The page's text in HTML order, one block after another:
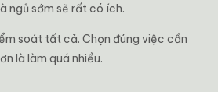
ngủ sớm sẽ rất có ích.
soát tất cả. Chọn đúng việc cần
là làm quá nhiều.